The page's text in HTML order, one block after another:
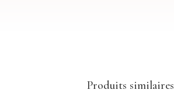
Produits similaires